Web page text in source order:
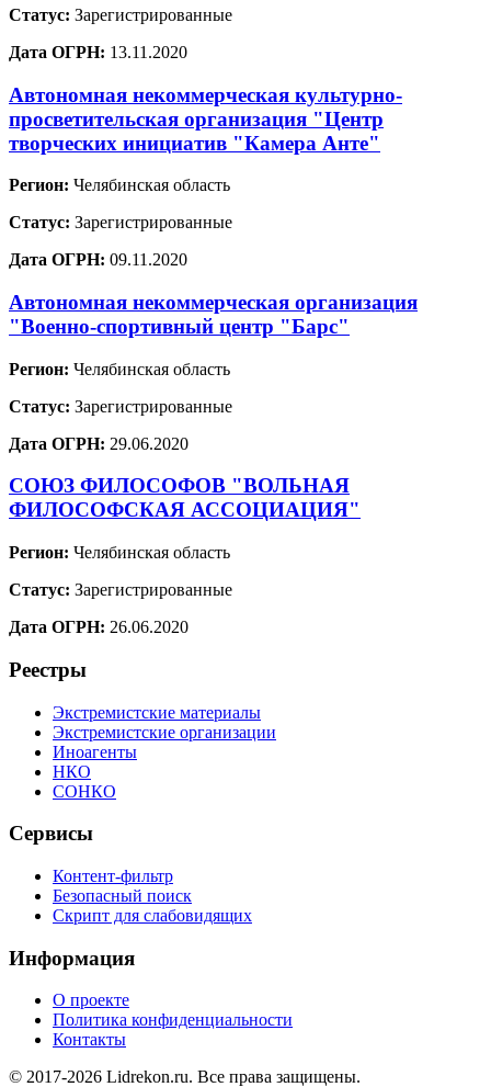
Статус: Зарегистрированные
Дата ОГРН: 13.11.2020
Автономная некоммерческая культурно-
просветительская организация "Центр
творческих инициатив "Камера Анте"
Регион: Челябинская область
Статус: Зарегистрированные
Дата ОГРН: 09.11.2020
Автономная некоммерческая организация
"Военно-спортивный центр "Барс"
Регион: Челябинская область
Статус: Зарегистрированные
Дата ОГРН: 29.06.2020
СОЮЗ ФИЛОСОФОВ "ВОЛЬНАЯ
ФИЛОСОФСКАЯ АССОЦИАЦИЯ"
Регион: Челябинская область
Статус: Зарегистрированные
Дата ОГРН: 26.06.2020
Реестры
Экстремистские материалы
Экстремистские организации
Иноагенты
НКО
СОНКО
Сервисы
Контент-фильтр
Безопасный поиск
Скрипт для слабовидящих
Информация
О проекте
Политика конфиденциальности
Контакты
© 2017-2026 Lidrekon.ru. Все права защищены.